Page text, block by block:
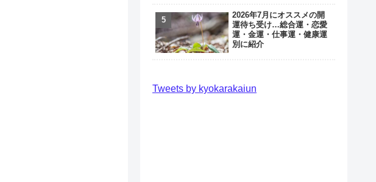
2026年7月にオススメの開
運待ち受け…総合運・恋愛
運・金運・仕事運・健康運
別に紹介
Tweets by kyokarakaiun